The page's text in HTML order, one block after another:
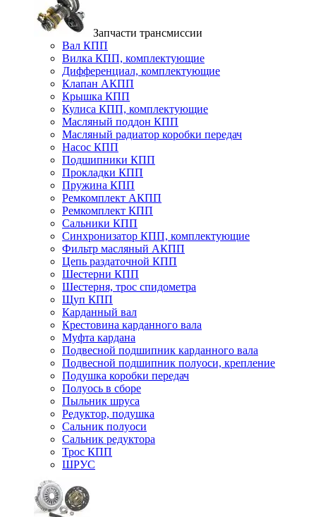
Запчасти трансмиссии
Вал КПП
Вилка КПП, комплектующие
Дифференциал, комплектующие
Клапан АКПП
Крышка КПП
Кулиса КПП, комплектующие
Масляный поддон КПП
Масляный радиатор коробки передач
Насос КПП
Подшипники КПП
Прокладки КПП
Пружина КПП
Ремкомплект АКПП
Ремкомплект КПП
Сальники КПП
Синхронизатор КПП, комплектующие
Фильтр масляный АКПП
Цепь раздаточной КПП
Шестерни КПП
Шестерня, трос спидометра
Щуп КПП
Карданный вал
Крестовина карданного вала
Муфта кардана
Подвесной подшипник карданного вала
Подвесной подшипник полуоси, крепление
Подушка коробки передач
Полуось в сборе
Пыльник шруса
Редуктор, подушка
Сальник полуоси
Сальник редуктора
Трос КПП
ШРУС